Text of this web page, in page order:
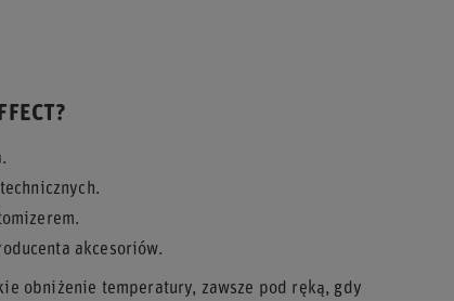
akcesoriów.
obniżenie temperatury, zawsze pod ręką, gdy